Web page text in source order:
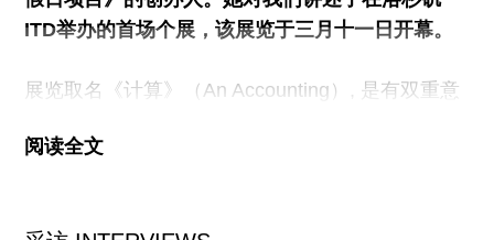
忽然有人带我走入了小厅，我瞬间理解了叶楠的表
小时，意外被付之一炬。这
ITD举办的首场个展，该展览于三月十一日开幕。
展览取名《计算》（An Accounting）, 是有双重意
家Shirley Morales新建的这座宽敞的画廊里，我将
阅读全文